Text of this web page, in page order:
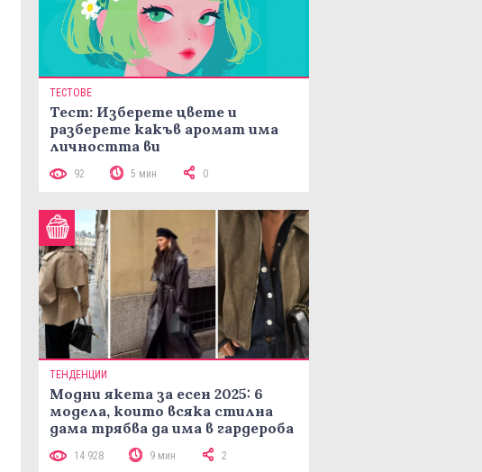
ТЕСТОВЕ
Тест: Изберете цвете и
разберете какъв аромат има
личността ви
92 5 мин 0
ТЕНДЕНЦИИ
Модни якета за есен 2025: 6
модела, които всяка стилна
дама трябва да има в гардероба
14 928 9 мин 2